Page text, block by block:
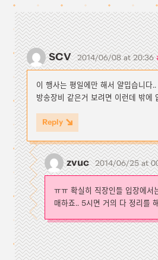
SCV 2014/06/08 at 20:36
이 행사는 평일에만 해서 얄밉습니다..
방송장비 같은거 보려면 이런데 밖에
Reply
zvuc 2014/06/25 at
ㅠㅠ 확실히 직장인들 입장에서
매하죠.. 5시면 거의 다 정리를